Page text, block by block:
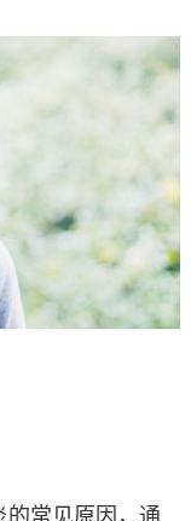
的常见原因，通